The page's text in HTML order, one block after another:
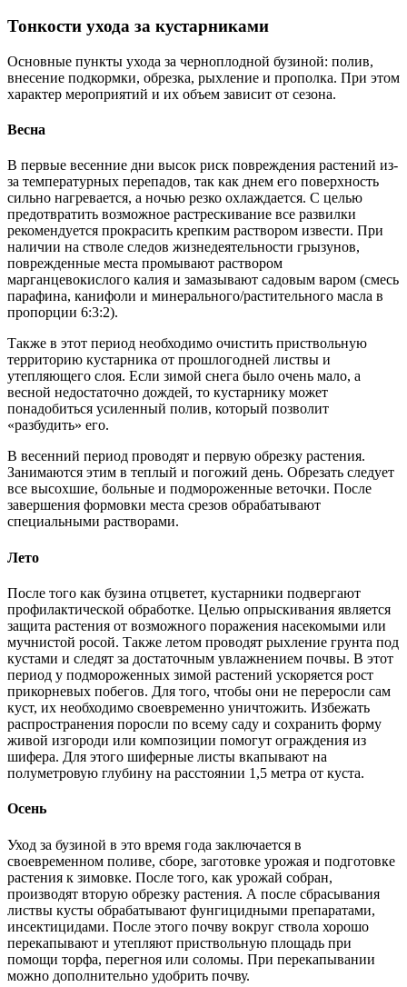
Тонкости ухода за кустарниками
Основные пункты ухода за черноплодной бузиной: полив,
внесение подкормки, обрезка, рыхление и прополка. При этом
характер мероприятий и их объем зависит от сезона.
Весна
В первые весенние дни высок риск повреждения растений из-
за температурных перепадов, так как днем его поверхность
сильно нагревается, а ночью резко охлаждается. С целью
предотвратить возможное растрескивание все развилки
рекомендуется прокрасить крепким раствором извести. При
наличии на стволе следов жизнедеятельности грызунов,
поврежденные места промывают раствором
марганцевокислого калия и замазывают садовым варом (смесь
парафина, канифоли и минерального/растительного масла в
пропорции 6:3:2).
Также в этот период необходимо очистить приствольную
территорию кустарника от прошлогодней листвы и
утепляющего слоя. Если зимой снега было очень мало, а
весной недостаточно дождей, то кустарнику может
понадобиться усиленный полив, который позволит
«разбудить» его.
В весенний период проводят и первую обрезку растения.
Занимаются этим в теплый и погожий день. Обрезать следует
все высохшие, больные и подмороженные веточки. После
завершения формовки места срезов обрабатывают
специальными растворами.
Лето
После того как бузина отцветет, кустарники подвергают
профилактической обработке. Целью опрыскивания является
защита растения от возможного поражения насекомыми или
мучнистой росой. Также летом проводят рыхление грунта под
кустами и следят за достаточным увлажнением почвы. В этот
период у подмороженных зимой растений ускоряется рост
прикорневых побегов. Для того, чтобы они не переросли сам
куст, их необходимо своевременно уничтожить. Избежать
распространения поросли по всему саду и сохранить форму
живой изгороди или композиции помогут ограждения из
шифера. Для этого шиферные листы вкапывают на
полуметровую глубину на расстоянии 1,5 метра от куста.
Осень
Уход за бузиной в это время года заключается в
своевременном поливе, сборе, заготовке урожая и подготовке
растения к зимовке. После того, как урожай собран,
производят вторую обрезку растения. А после сбрасывания
листвы кусты обрабатывают фунгицидными препаратами,
инсектицидами. После этого почву вокруг ствола хорошо
перекапывают и утепляют приствольную площадь при
помощи торфа, перегноя или соломы. При перекапывании
можно дополнительно удобрить почву.